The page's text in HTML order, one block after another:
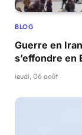
BLOG
Guerre en
s’effondre en
jeudi, 06 août